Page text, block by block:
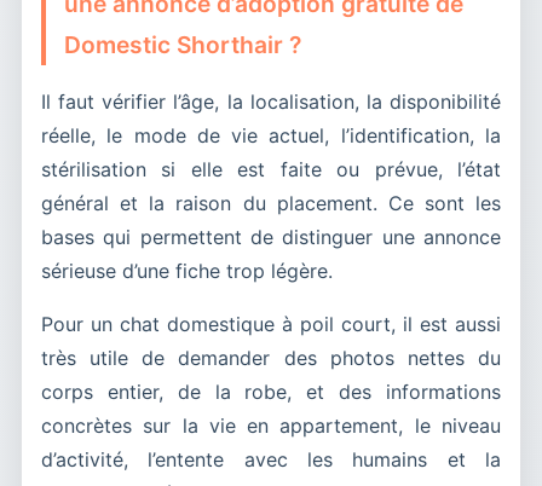
Domestic Shorthair ?
Il faut vérifier l’âge, la localisation, la disponibilité
réelle, le mode de vie actuel, l’identification, la
stérilisation si elle est faite ou prévue, l’état
général et la raison du placement. Ce sont les
bases qui permettent de distinguer une annonce
sérieuse d’une fiche trop légère.
Pour un chat domestique à poil court, il est aussi
très utile de demander des photos nettes du
corps entier, de la robe, et des informations
concrètes sur la vie en appartement, le niveau
d’activité, l’entente avec les humains et la